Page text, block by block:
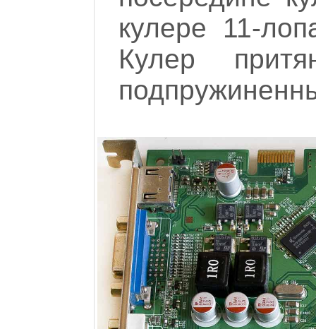
кулере 11-
Кулер